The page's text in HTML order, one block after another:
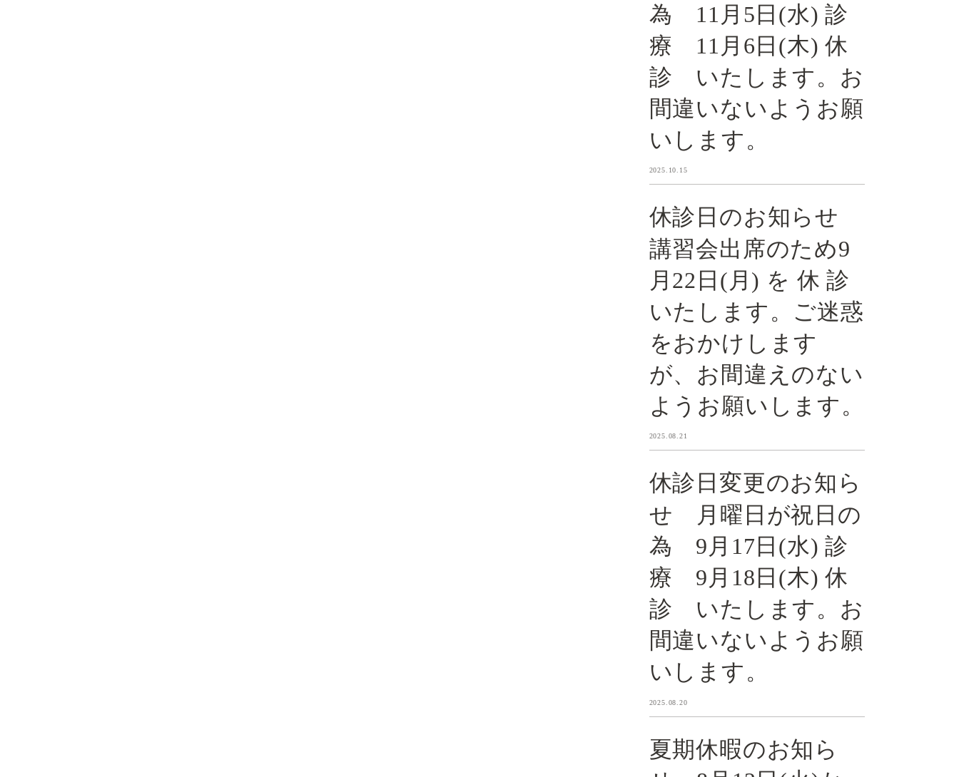
為 11月5日(水) 診
療 11月6日(木) 休
診 いたします。お
間違いないようお願
いします。
2025.10.15
休診日のお知らせ
講習会出席のため9
月22日(月) を 休 診
いたします。ご迷惑
をおかけします
が、お間違えのない
ようお願いします。
2025.08.21
休診日変更のお知ら
せ 月曜日が祝日の
為 9月17日(水) 診
療 9月18日(木) 休
診 いたします。お
間違いないようお願
いします。
2025.08.20
夏期休暇のお知ら